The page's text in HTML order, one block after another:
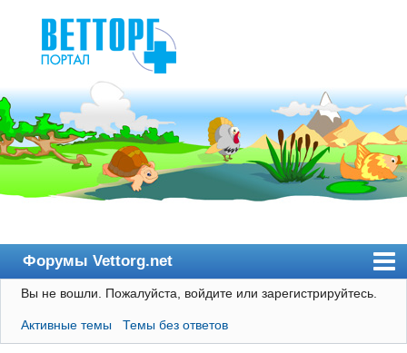
Форумы Vettorg.net
Главная
Пользователи
Вы не вошли. Пожалуйста, войдите или зарегистрируйтесь.
Активные темы Темы без ответов